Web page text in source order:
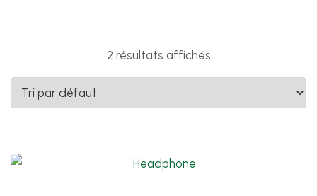
2 résultats affichés